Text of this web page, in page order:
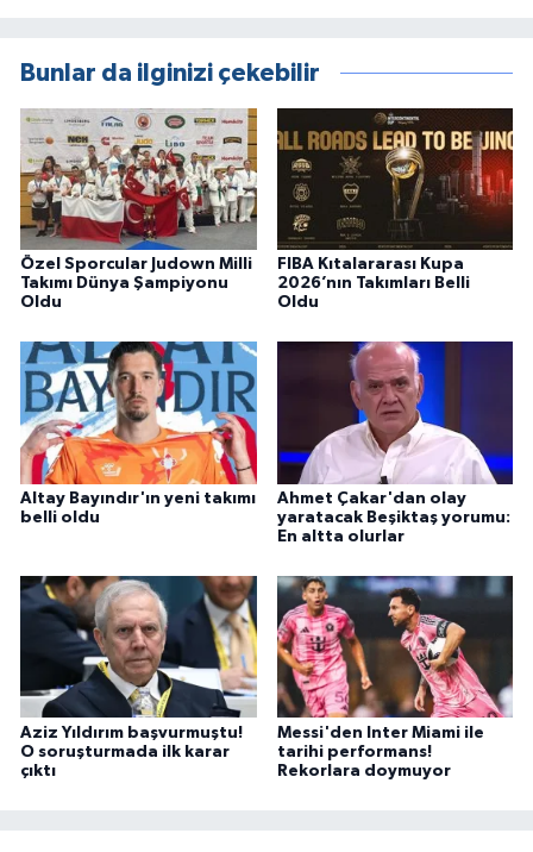
Bunlar da ilginizi çekebilir
Özel Sporcular Judown Milli
Takımı Dünya Şampiyonu
Oldu
FIBA Kıtalararası Kupa
2026’nın Takımları Belli
Oldu
Altay Bayındır'ın yeni takımı
belli oldu
Ahmet Çakar'dan olay
yaratacak Beşiktaş yorumu:
En altta olurlar
Aziz Yıldırım başvurmuştu!
O soruşturmada ilk karar
çıktı
Messi'den Inter Miami ile
tarihi performans!
Rekorlara doymuyor